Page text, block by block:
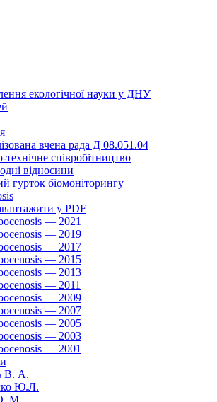
екологічної науки у ДНУ
вчена рада Д 08.051.04
технічне співробітництво
відносини
гурток біомоніторингу
у PDF
— 2021
— 2019
— 2017
— 2015
— 2013
— 2011
— 2009
— 2007
— 2005
— 2003
— 2001
В. А.
Ю.Л.
М.